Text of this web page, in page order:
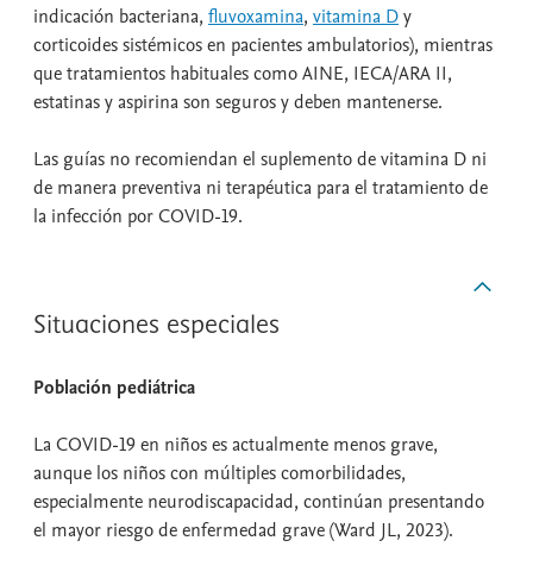
indicación bacteriana, fluvoxamina, vitamina Dy
corticoides sistémicos en pacientes ambulatorios), mientras
que tratamientos habituales como AINE, IECA/ARA II,
estatinas y aspirina son seguros y deben mantenerse.
Las guías no recomiendan el suplemento de vitamina D ni
de manera preventiva ni terapéutica para el tratamiento de
la infección por COVID-19.
Situaciones especiales
Población pediátrica
La COVID-19 en niños es actualmente menos grave,
aunque los niños con múltiples comorbilidades,
especialmente neurodiscapacidad, continúan presentando
el mayor riesgo de enfermedad grave (Ward JL, 2023).